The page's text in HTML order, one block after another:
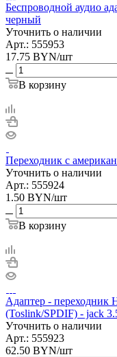
Беспроводной аудио
черный
Уточнить о наличии
Арт.: 555953
17.75 BYN/шт
В корзину
Переходник с
Уточнить о наличии
Арт.: 555924
1.50 BYN/шт
В корзину
Адаптер -
(Toslink/SPDIF) - jack
Уточнить о наличии
Арт.: 555923
62.50 BYN/шт